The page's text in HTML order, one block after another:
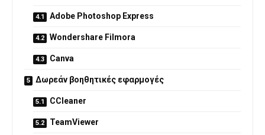
Adobe Photoshop Express
Wondershare Filmora
Canva
Δωρεάν βοηθητικές εφαρμογές
CCleaner
TeamViewer